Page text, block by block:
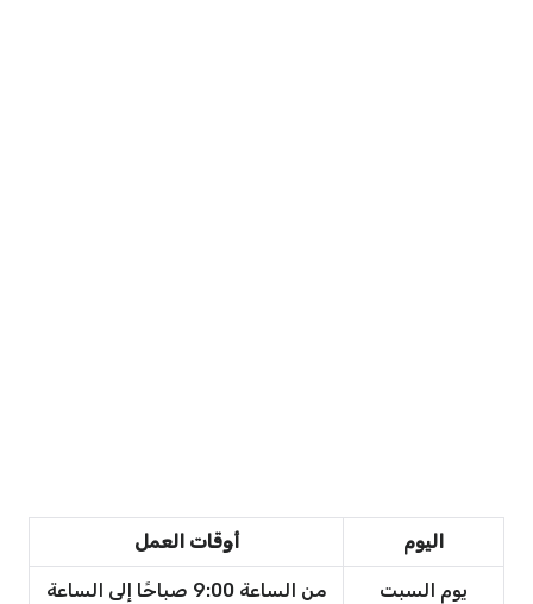
اليوم أوقات العمل
يوم السبت
من الساعة 9:00 صباحًا إلى الساعة